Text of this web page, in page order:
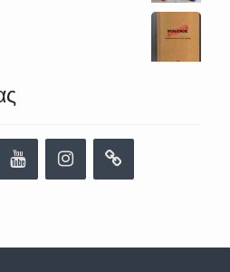
YouTubeInstagramURL